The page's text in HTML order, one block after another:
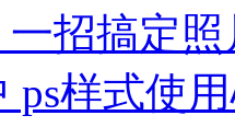
招搞定照
ps样式使